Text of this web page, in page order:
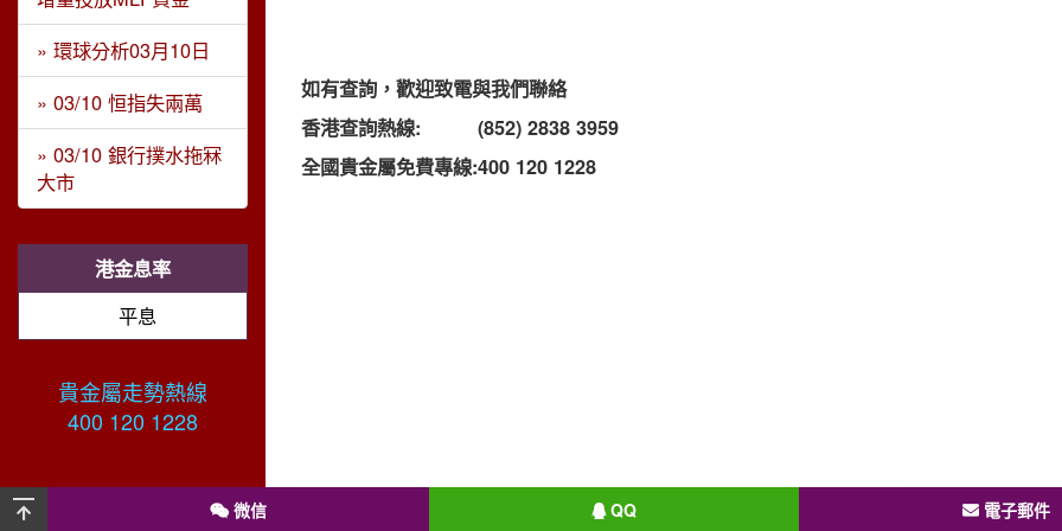
微信 QQ 電子郵件
如有查詢，歡迎致電與我們聯絡
香港查詢熱線:
(852) 2838 3959
全國貴金屬免費專線:400 120 1228
» 環球分析03月10日
» 03/10 恒指失兩萬
» 03/10 銀行撲水拖冧
大市
港金息率
平息
貴金屬走勢熱線
400 120 1228